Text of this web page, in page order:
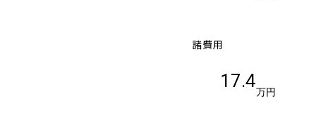
諸費用
17.4
万円